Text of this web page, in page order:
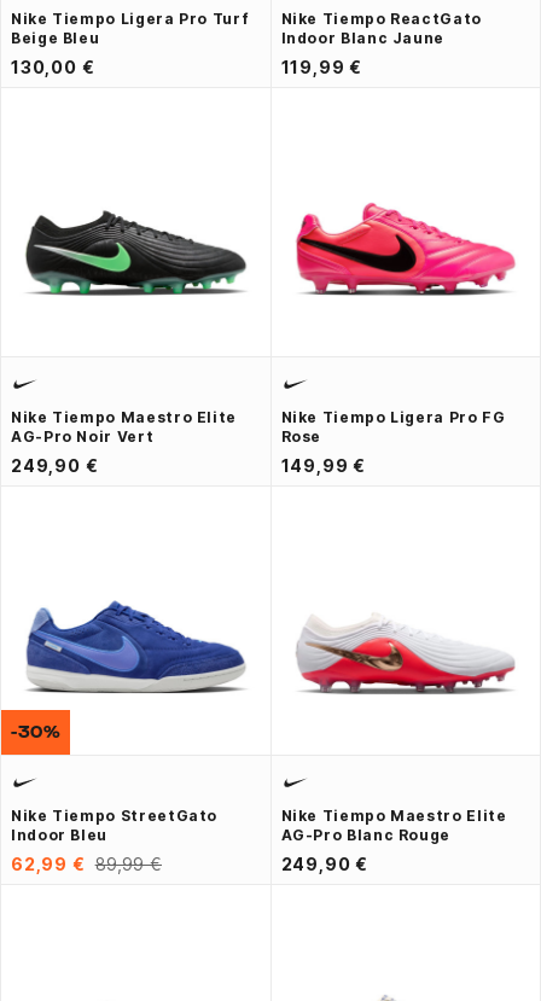
Nike Tiempo Ligera Pro Turf
Beige Bleu
130,00 €
Nike Tiempo ReactGato
Indoor Blanc Jaune
119,99 €
Nike Tiempo Maestro Elite
AG-Pro Noir Vert
249,90 €
Nike Tiempo Ligera Pro FG
Rose
149,99 €
Nike Tiempo StreetGato
Indoor Bleu
62,99 € 89,99 €
-30%
Nike Tiempo Maestro Elite
AG-Pro Blanc Rouge
249,90 €